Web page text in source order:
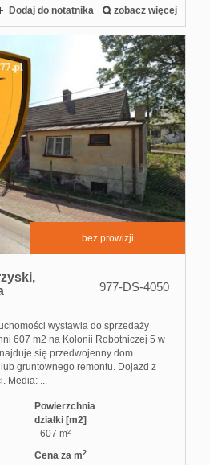
Dodaj do notatnika zobacz więcej
bez prowizji
977-DS-4050
wystawia do sprzedaży
607 m2 na Kolonii Robotniczej 5 w
się przedwojenny dom
gruntownego remontu. Dojazd z
Media: ...
Powierzchnia
działki [m2]
607 m²
Cena za m2